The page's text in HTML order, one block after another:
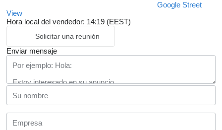
Google Street
View
Hora local del vendedor: 14:19 (EEST)
Solicitar una reunión
Enviar mensaje